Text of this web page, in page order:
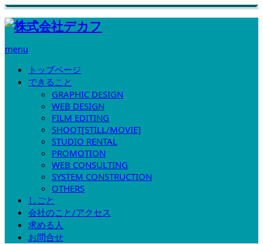
menu
トップページ
できること
GRAPHIC DESIGN
WEB DESIGN
FILM EDITING
SHOOT[STILL/MOVIE]
STUDIO RENTAL
PROMOTION
WEB CONSULTING
SYSTEM CONSTRUCTION
OTHERS
しごと
会社のこと/アクセス
求める人
お問合せ